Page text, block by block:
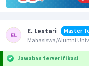
E. Lestari
Master
Mahasiswa/Alumni
Jawaban terverifikasi